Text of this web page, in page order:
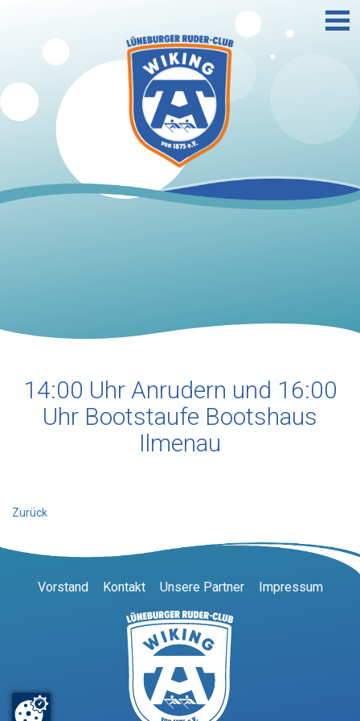
14:00 Uhr Anrudern und 16:00
Uhr Bootstaufe Bootshaus
Ilmenau
Zurück
Vorstand Kontakt Unsere Partner Impressum